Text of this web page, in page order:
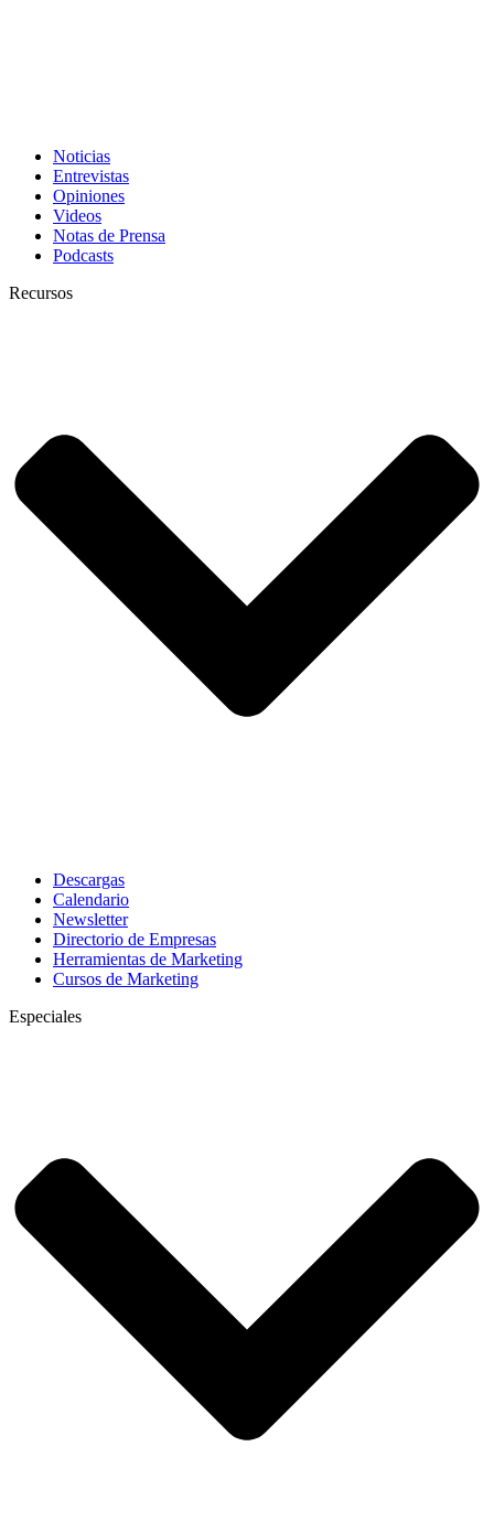
Noticias
Entrevistas
Opiniones
Videos
Notas de Prensa
Podcasts
Recursos
Descargas
Calendario
Newsletter
Directorio de Empresas
Herramientas de Marketing
Cursos de Marketing
Especiales